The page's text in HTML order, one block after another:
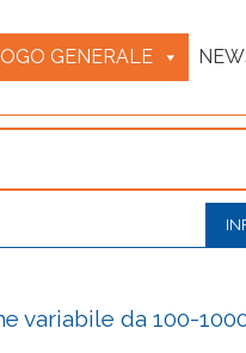
GENERALE
variabile da 100-